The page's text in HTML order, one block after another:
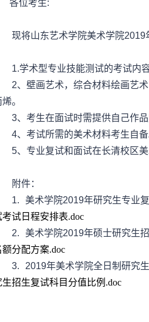
各位考生:
现将山东艺术学院美术学院2019
1.学术型专业技能测试的考试内
2、壁画艺术，综合材料绘画艺
。
3、考生在面试时需提供自己作
4、考试所需的美术材料考生自备
5、专业复试和面试在长清校区美
附件：
1.
美术学院2019年研究生专业
考试日程安排表.doc
2.
美术学院2019年硕士研究生
额分配方案.doc
3.
2019年美术学院全日制研究
生招生复试科目分值比例.doc